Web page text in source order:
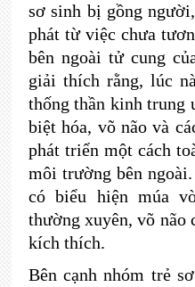
sơ sinh bị gồng người,
phát từ việc chưa
bên ngoài tử cung
giải thích rằng, lúc
thống thần kinh trung
biệt hóa, võ não và
phát triển một cách
môi trường bên
có biểu hiện múa
thường xuyên, võ não
kích thích.
Bên cạnh nhóm trẻ